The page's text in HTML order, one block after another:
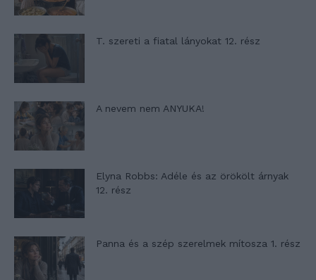
T. szereti a fiatal lányokat 12. rész
A nevem nem ANYUKA!
Elyna Robbs: Adéle és az örökölt árnyak
12. rész
Panna és a szép szerelmek mítosza 1. rész